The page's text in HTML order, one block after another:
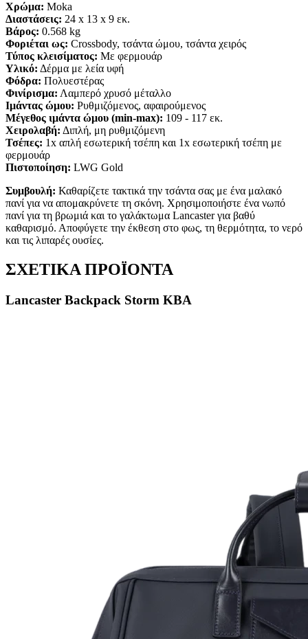
Χρώμα: Moka
Διαστάσεις: 24 x 13 x 9 εκ.
Βάρος: 0.568 kg
Φοριέται ως: Crossbody, τσάντα ώμου, τσάντα χειρός
Τύπος κλεισίματος: Με φερμουάρ
Υλικό: Δέρμα με λεία υφή
Φόδρα: Πολυεστέρας
Φινίρισμα: Λαμπερό χρυσό μέταλλο
Ιμάντας ώμου: Ρυθμιζόμενος, αφαιρούμενος
Μέγεθος ιμάντα ώμου (min-max): 109 - 117 εκ.
Χειρολαβή: Διπλή, μη ρυθμιζόμενη
Τσέπες: 1x απλή εσωτερική τσέπη και 1x εσωτερική τσέπη με
φερμουάρ
Πιστοποίηση: LWG Gold
Συμβουλή: Καθαρίζετε τακτικά την τσάντα σας με ένα μαλακό
πανί για να απομακρύνετε τη σκόνη. Χρησιμοποιήστε ένα νωπό
πανί για τη βρωμιά και το γαλάκτωμα Lancaster για βαθύ
καθαρισμό. Αποφύγετε την έκθεση στο φως, τη θερμότητα, το νερό
και τις λιπαρές ουσίες.
ΣΧΕΤΙΚΑ ΠΡΟΪΟΝΤΑ
Lancaster Backpack Storm KBA